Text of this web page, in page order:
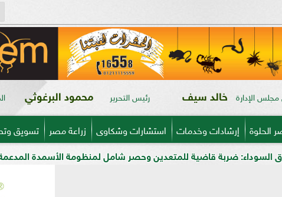
الإدارة خالد سيف رئيس التحرير محمود البرغوثي
الحلوة إرشادات وخدمات استشارات وشكاوى زراعة مصر تسويق
للمتعدين وحصر شامل لمنظومة الأسمدة المدعمة بالمنوفية